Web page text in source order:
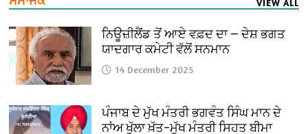
VIEW ALL
ਨਿਊਜ਼ੀਲੈਂਡ ਤੋਂ ਆਏ ਵਫ਼ਦ ਦਾ — ਦੇਸ਼ ਭਗਤ
ਯਾਦਗਾਰ ਕਮੇਟੀ ਵੱਲੋਂ ਸਨਮਾਨ
14 December 2025
ਪੰਜਾਬ ਦੇ ਮੁੱਖ ਮੰਤਰੀ ਭਗਵੰਤ ਸਿੰਘ ਮਾਨ ਦੇ
ਨਾਂਅ ਖੁੱਲਾ ਖ਼ੱਤ–ਮੁੱਖ ਮੰਤਰੀ ਸਿਹਤ ਬੀਮਾ